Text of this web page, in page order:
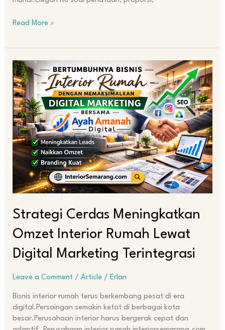
Read More »
Strategi Cerdas Meningkatkan
Omzet Interior Rumah Lewat
Digital Marketing Terintegrasi
Leave a Comment / Article/ Erlan
Bisnis interior rumah terus berkembang pesat di era
digital.Persaingan semakin ketat di berbagai kota
besar.Perusahaan interior harus bergerak cepat dan
Strategi
Cerdas
Meningkatkan
Omzet
Interior
Rumah
Lewat
Digital
Marketing
Terintegrasi